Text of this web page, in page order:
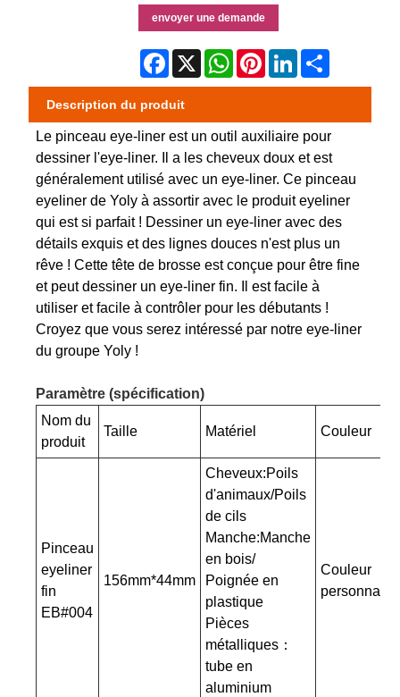
envoyer une demande
Facebook
X WhatsApp
PinterestLinkedIn
Description du produit
Le pinceau eye-liner est un outil auxiliaire pour
dessiner l'eye-liner. Il a les cheveux doux et est
généralement utilisé avec un eye-liner. Ce pinceau
eyeliner de Yoly à assortir avec le produit eyeliner
qui est si parfait ! Dessiner un eye-liner avec des
détails exquis et des lignes douces n'est plus un
rêve ! Cette tête de brosse est conçue pour être fine
et peut dessiner un eye-liner fin. Il est facile à
utiliser et facile à contrôler pour les débutants !
Croyez que vous serez intéressé par notre eye-liner
du groupe Yoly !
Paramètre (spécification)
Nom du
produit
Taille Matériel Couleur
Pinceau
eyeliner
fin
EB#004
156mm*44mm
Cheveux:Poils
d'animaux/Poils
de cils
Manche:Manche
en bois/
Poignée en
plastique
Pièces
métalliques：
tube en
aluminium
Couleur